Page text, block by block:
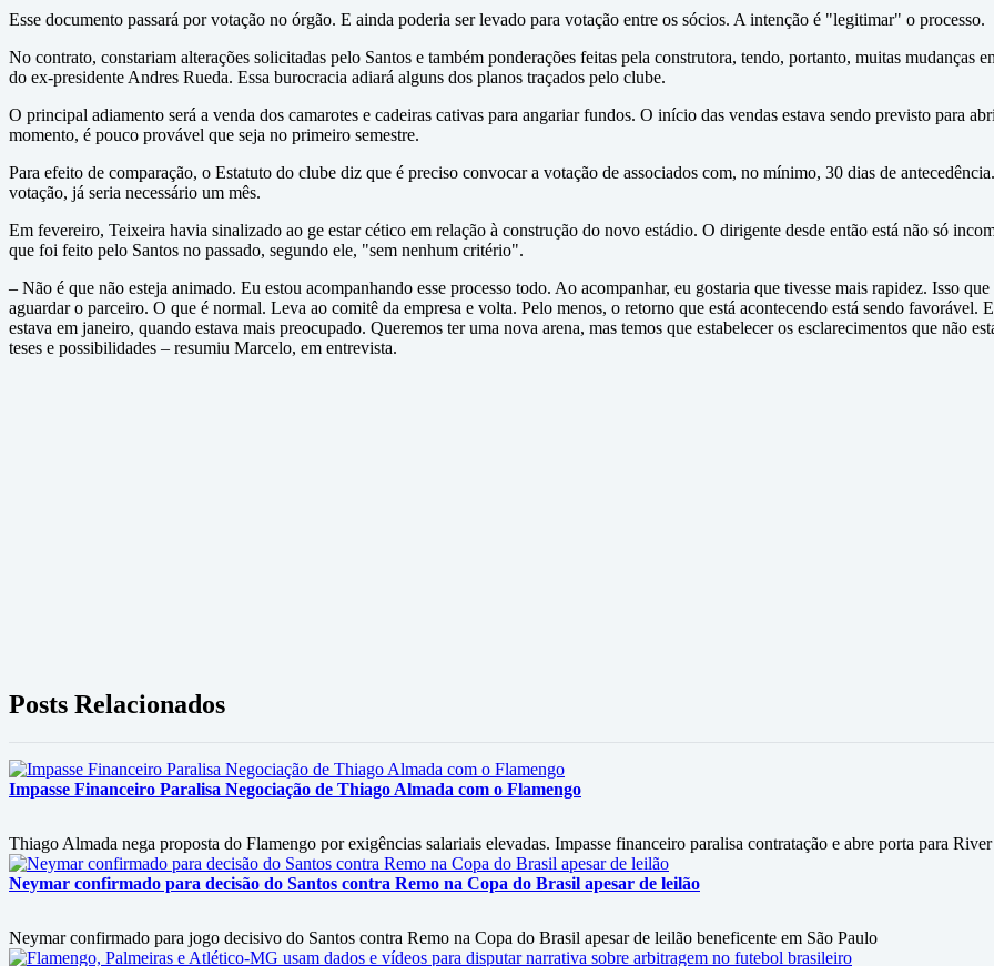
Esse documento passará por votação no órgão. E ainda poderia ser levado para votação entre os sócios. A intenção é "legitimar" o processo.
No contrato, constariam alterações solicitadas pelo Santos e também ponderações feitas pela construtora, tendo, portanto, muitas mudanças
do ex-presidente Andres Rueda. Essa burocracia adiará alguns dos planos traçados pelo clube.
O principal adiamento será a venda dos camarotes e cadeiras cativas para angariar fundos. O início das vendas estava sendo previsto para
momento, é pouco provável que seja no primeiro semestre.
Para efeito de comparação, o Estatuto do clube diz que é preciso convocar a votação de associados com, no mínimo, 30 dias de
votação, já seria necessário um mês.
Em fevereiro, Teixeira havia sinalizado ao ge estar cético em relação à construção do novo estádio. O dirigente desde então está não só
que foi feito pelo Santos no passado, segundo ele, "sem nenhum critério".
– Não é que não esteja animado. Eu estou acompanhando esse processo todo. Ao acompanhar, eu gostaria que tivesse mais rapidez. Isso
aguardar o parceiro. O que é normal. Leva ao comitê da empresa e volta. Pelo menos, o retorno que está acontecendo está sendo favorável.
estava em janeiro, quando estava mais preocupado. Queremos ter uma nova arena, mas temos que estabelecer os esclarecimentos que não
teses e possibilidades – resumiu Marcelo, em entrevista.
Posts Relacionados
Impasse Financeiro Paralisa Negociação de Thiago Almada com o Flamengo
Thiago Almada nega proposta do Flamengo por exigências salariais elevadas. Impasse financeiro paralisa contratação e abre porta para
Neymar confirmado para decisão do Santos contra Remo na Copa do Brasil apesar de leilão
Neymar confirmado para jogo decisivo do Santos contra Remo na Copa do Brasil apesar de leilão beneficente em São Paulo